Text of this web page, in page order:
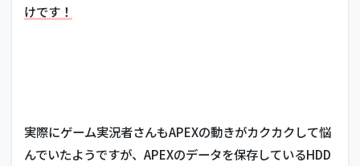
けです！
実際にゲーム実況者さんもAPEXの動きがカクカクして悩
んでいたようですが、APEXのデータを保存しているHDD